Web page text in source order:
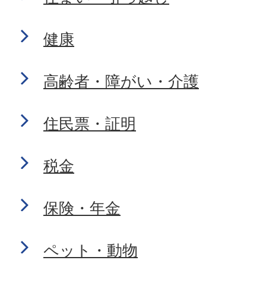
健康
高齢者・障がい・介護
住民票・証明
税金
保険・年金
ペット・動物